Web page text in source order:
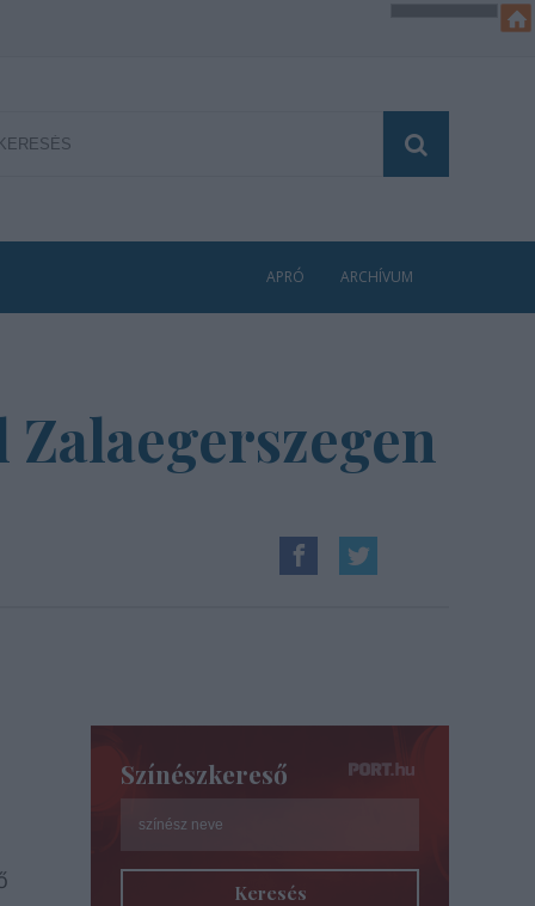
APRÓ ARCHÍVUM
Színészkereső
Keresés